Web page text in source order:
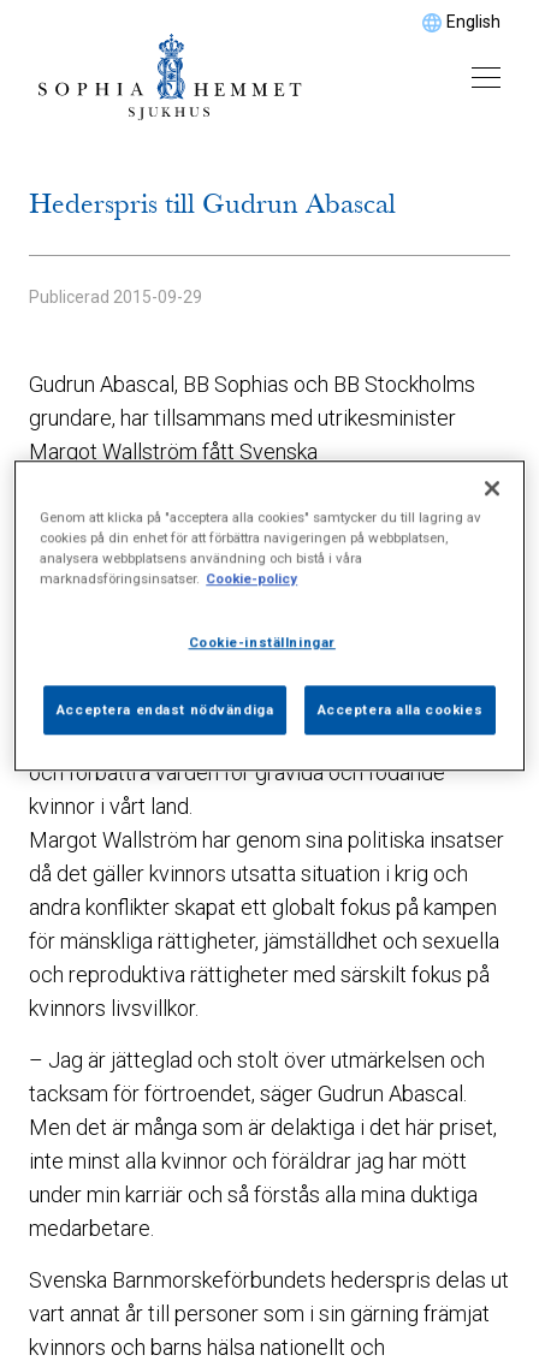
English
Hederspris till Gudrun Abascal
Publicerad 2015-09-29
Gudrun Abascal, BB Sophias och BB Stockholms
grundare, har tillsammans med utrikesminister
Margot Wallström fått Svenska
Barnmorskeförbundets Hederspris 2015 för viktiga
insatser för att främja kvinnor och barns hälsa samt
sexuella och reproduktiva rättigheter.
Gudrun Abascal har genom sitt dagliga arbete inom
böcker riktade till blivande föräldrar och personal
inom hälso- och sjukvården bidragit till att förändra
och förbättra vården för gravida och födande
kvinnor i vårt land.
Margot Wallström har genom sina politiska insatser
då det gäller kvinnors utsatta situation i krig och
andra konflikter skapat ett globalt fokus på kampen
för mänskliga rättigheter, jämställdhet och sexuella
och reproduktiva rättigheter med särskilt fokus på
kvinnors livsvillkor.
– Jag är jätteglad och stolt över utmärkelsen och
tacksam för förtroendet, säger Gudrun Abascal.
Men det är många som är delaktiga i det här priset,
inte minst alla kvinnor och föräldrar jag har mött
under min karriär och så förstås alla mina duktiga
medarbetare.
Svenska Barnmorskeförbundets hederspris delas ut
vart annat år till personer som i sin gärning främjat
kvinnors och barns hälsa nationellt och
Genom att klicka på "acceptera alla cookies" samtycker du till lagring av
cookies på din enhet för att förbättra navigeringen på webbplatsen,
analysera webbplatsens användning och bistå i våra
marknadsföringsinsatser. Cookie-policy
Cookie-inställningar
Acceptera endast nödvändiga Acceptera alla cookies